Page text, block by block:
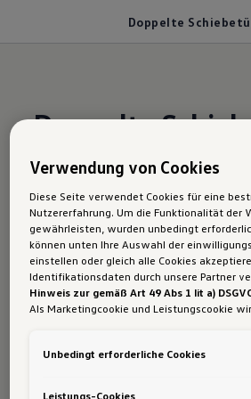
Doppelte
Doppelte
Zwei
Vorteile
Verwendung von Cookies
Diese Seite verwendet Cookies für eine
Nutzererfahrung. Um die Funktionalität der
gewährleisten, wurden unbedingt
können unten Ihre Auswahl der
einstellen oder gleich alle Cookies
Identifikationsdaten durch unsere Partner
Hinweis zur gemäß Art 49 Abs 1 lit a)
Als Marketingcookie und Leistungscookie
Daten in die USA (insbesondere dort an die
Unbedingt erforderliche Cookies
Leistungs-Cookies